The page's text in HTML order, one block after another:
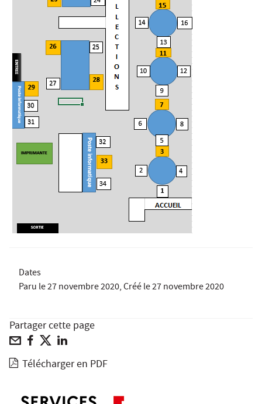
Dates
Paru le27 novembre 2020, Créé le27 novembre 2020
Partager cette page
Télécharger en PDF